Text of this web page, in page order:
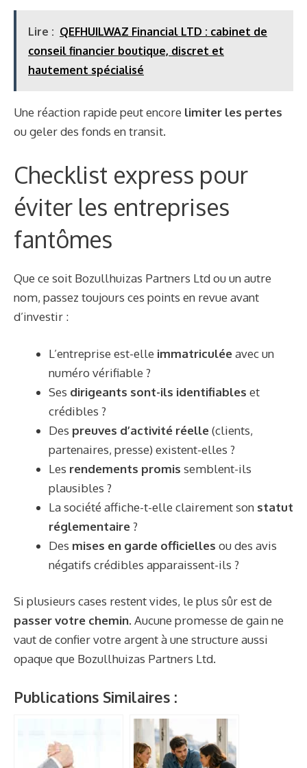
Lire : QEFHUILWAZ Financial LTD : cabinet de
conseil financier boutique, discret et
hautement spécialisé
Une réaction rapide peut encore limiter les pertes
ou geler des fonds en transit.
Checklist express pour
éviter les entreprises
fantômes
Que ce soit Bozullhuizas Partners Ltd ou un autre
nom, passez toujours ces points en revue avant
d’investir :
L’entreprise est-elle immatriculéeavec un
numéro vérifiable ?
Ses dirigeants sont-ils identifiables et
crédibles ?
Des preuves d’activité réelle(clients,
partenaires, presse) existent-elles ?
Les rendements promis semblent-ils
plausibles ?
La société affiche-t-elle clairement son statut
réglementaire?
Des mises en garde officielles ou des avis
négatifs crédibles apparaissent-ils ?
Si plusieurs cases restent vides, le plus sûr est de
passer votre chemin. Aucune promesse de gain ne
vaut de confier votre argent à une structure aussi
opaque que Bozullhuizas Partners Ltd.
Publications Similaires :